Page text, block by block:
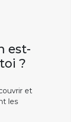
est-
?
et
les